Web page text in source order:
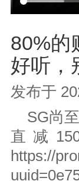
80%的
好听，
发布于
SG尚
直减
https://